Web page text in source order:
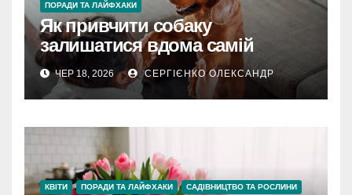
ПОРАДИ ТА ЛАЙФХАКИ
Як привчити собаку
залишатися вдома самій
ЧЕР 18, 2026 СЕРГІЄНКО ОЛЕКСАНДР
КВІТИ ПОРАДИ ТА ЛАЙФХАКИ САДІВНИЦТВО ТА РОСЛИНИ